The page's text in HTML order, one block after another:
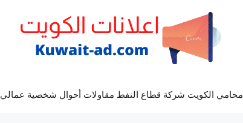
محامي الكويت شركة قطاع النفط مقاولات أحوال شخصية عمالي